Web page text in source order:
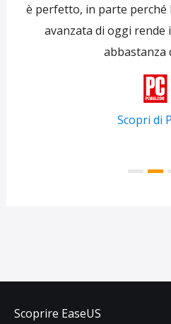
è perfetto, in parte perché
avanzata di oggi rende
abbastanza

Scopri di
Scoprire EaseUS